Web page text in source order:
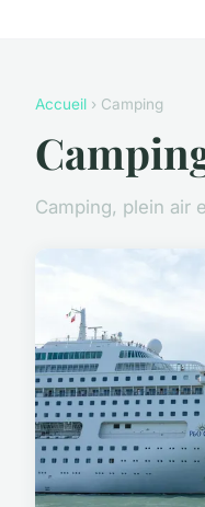
Accueil › Camping
Camping, plein air